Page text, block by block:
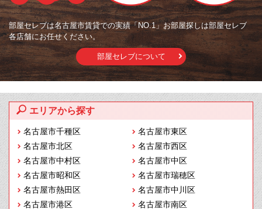
部屋セレブは名古屋市賃貸での実績「NO.1」お部屋探しは部屋セレブ
各店舗にお任せください。
部屋セレブについて
エリアから探す
名古屋市千種区
名古屋市東区
名古屋市北区
名古屋市西区
名古屋市中村区
名古屋市中区
名古屋市昭和区
名古屋市瑞穂区
名古屋市熱田区
名古屋市中川区
名古屋市港区
名古屋市南区